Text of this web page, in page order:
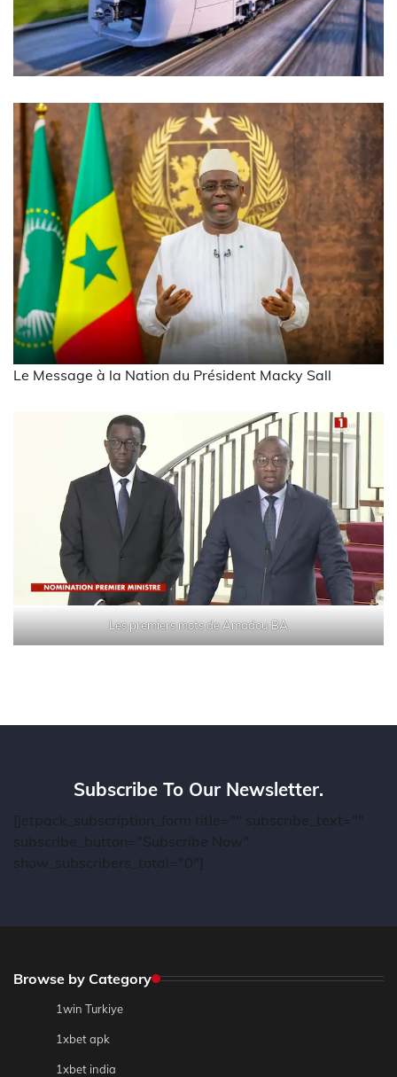
Le Message à la Nation du Président Macky Sall
Les premiers mots de Amadou BA
Subscribe To Our Newsletter.
[jetpack_subscription_form title="" subscribe_text=""
subscribe_button="Subscribe Now"
show_subscribers_total="0"]
Browse by Category
1win Turkiye
1xbet apk
1xbet india